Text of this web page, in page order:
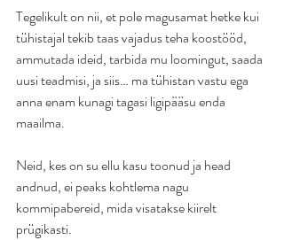
Tegelikult on nii, et pole magusamat hetke kui
tühistajal tekib taas vajadus teha koostööd,
ammutada ideid, tarbida mu loomingut, saada
uusi teadmisi, ja siis… ma tühistan vastu ega
anna enam kunagi tagasi ligipääsu enda
maailma.
Neid, kes on su ellu kasu toonud ja head
andnud, ei peaks kohtlema nagu
kommipabereid, mida visatakse kiirelt
prügikasti.